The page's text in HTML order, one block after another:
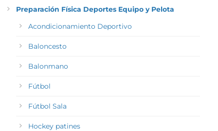
Preparación Física Deportes Equipo y Pelota
Acondicionamiento Deportivo
Baloncesto
Balonmano
Fútbol
Fútbol Sala
Hockey patines